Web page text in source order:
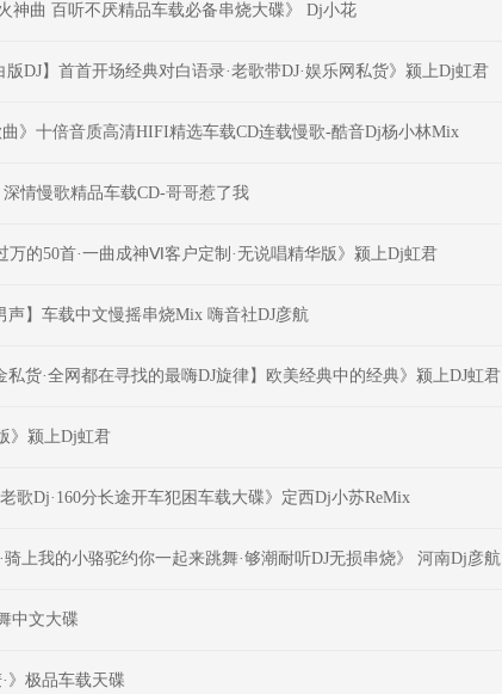
神曲 百听不厌精品车载必备串烧大碟》 Dj小花
DJ】首首开场经典对白语录·老歌带DJ·娱乐网私货》颍上Dj虹君
》十倍音质高清HIFI精选车载CD连载慢歌-酷音Dj杨小林Mix
情慢歌精品车载CD-哥哥惹了我
万的50首·一曲成神Ⅵ客户定制·无说唱精华版》颍上Dj虹君
声】车载中文慢摇串烧Mix 嗨音社DJ彦航
货·全网都在寻找的最嗨DJ旋律】欧美经典中的经典》颍上DJ虹君
》颍上Dj虹君
歌Dj·160分长途开车犯困车载大碟》定西Dj小苏ReMix
骑上我的小骆驼约你一起来跳舞·够潮耐听DJ无损串烧》 河南Dj彦航
中文大碟
》极品车载天碟